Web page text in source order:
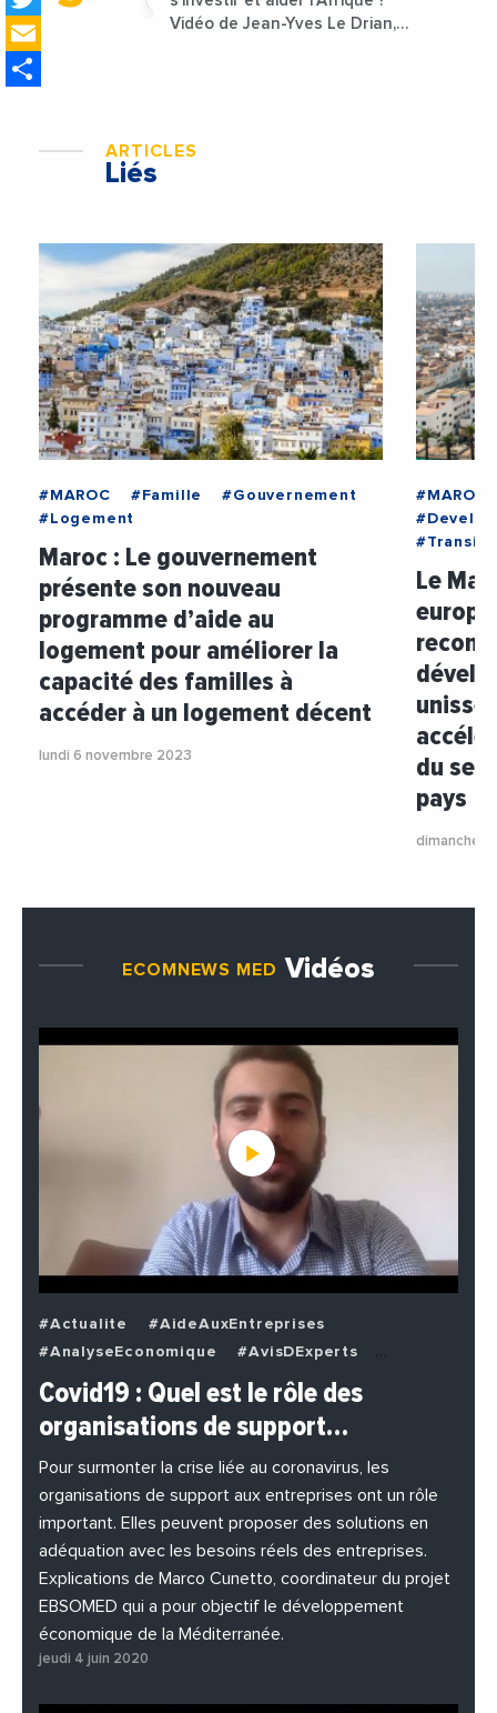
Vidéo de Jean-Yves Le Drian,
ARTICLES
Liés
#MAROC #Famille
#Gouvernement
#Logement
Maroc : Le gouvernement
présente son nouveau
programme d’aide au
logement pour améliorer la
capacité des familles à
accéder à un logement décent
lundi 6 novembre 2023
#MAROC
Le
du
pays
dimanche
ECOMNEWS MED Vidéos
#Actualite
#AideAuxEntreprises
#AnalyseEconomique
#AvisDExperts
#BuzzNews
#Decideurs
#EchangesMediterraneens
#Economie
#EnDirectDe
#Entreprises
#Institutions
#PhotosEtVideos
Covid19 : Quel est le rôle des
organisations de support…
Pour surmonter la crise liée au coronavirus, les
organisations de support aux entreprises ont un rôle
important. Elles peuvent proposer des solutions en
adéquation avec les besoins réels des entreprises.
Explications de Marco Cunetto, coordinateur du projet
EBSOMED qui a pour objectif le développement
économique de la Méditerranée.
jeudi 4 juin 2020